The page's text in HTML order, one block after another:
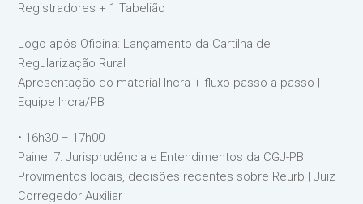
Registradores + 1 Tabelião
Logo após Oficina: Lançamento da Cartilha de
Regularização Rural
Apresentação do material Incra + fluxo passo a passo |
Equipe Incra/PB |
• 16h30 – 17h00
Painel 7: Jurisprudência e Entendimentos da CGJ-PB
Provimentos locais, decisões recentes sobre Reurb | Juiz
Corregedor Auxiliar